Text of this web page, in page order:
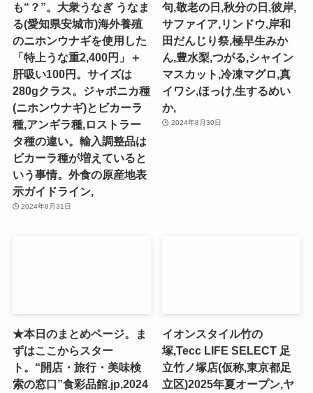
も“？”。大衆うなぎ うなま
る(愛知県安城市)海外養殖
のニホンウナギを使用した
「特上うな重2,400円」＋
肝吸い100円。サイズは
280gクラス。ジャポニカ種
(ニホンウナギ)とビカーラ
種,アンギラ種,ロストラー
タ種の違い。輸入調整品は
ビカーラ種が増えていると
いう事情。外食の原産地表
示ガイドライン,
2024年8月31日
句,敬老の日,秋分の日,彼岸,
サファイア,リンドウ,岸和
田だんじり祭,極早生みか
ん,豊水梨,つがる,シャイン
マスカット,冷凍マグロ,真
イワシ,ほっけ,生するめい
か,
2024年8月30日
★本日のまとめページ。ま
ずはここからスター
ト。“開店・旅行・美味検
索の窓口”食彩品館.jp,2024
イオンスタイル竹の
塚,Tecc LIFE SELECT ⾜
⽴⽵ノ塚店(仮称,東京都足
立区)2025年夏オープン,ヤ